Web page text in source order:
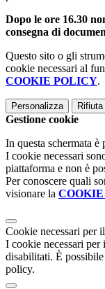
Dopo le ore 16.30
consegna di
Questo sito o gli
cookie necessari al
COOKIE POLICY.
Personalizza
Gestione cookie
In questa schermata
I cookie necessari
piattaforma e non è
Per conoscere quali
visionare la
Cookie necessari per
I cookie necessari per
disabilitati. È
policy.